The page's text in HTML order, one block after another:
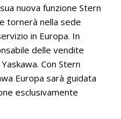
nuova funzione Stern
tornerà nella sede
in Europa. In
delle vendite
Con Stern
Europa sarà guidata
esclusivamente